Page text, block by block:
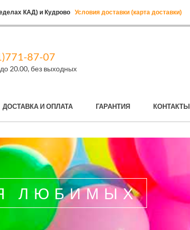
КАД) и Кудрово Условия доставки (карта доставки)
87-07
20.00, без выходных
ДОСТАВКА И ОПЛАТА ГАРАНТИЯ КОНТАКТЫ
ЛЮБИМЫХ